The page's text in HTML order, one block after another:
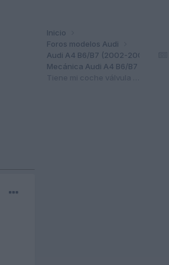
Inicio
Foros modelos Audi
Audi A4 B6/B7 (2002-2008)
Mecánica Audi A4 B6/B7